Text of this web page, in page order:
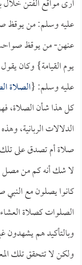
أرى مواقع الفتن خلال
عليه وسلم: من يوقظ
عنهن- من يوقظ صواحب
يوم القيامة} وكان
عليه وسلم: {الصلاة
كل هذا شأن الصلاة،
الدلالات الربانية،
صلاة أم تصدق على تلك
لا شك أنه كم من مصل
كانوا يصلون مع
الصلوات كصلاة
وبالتأكيد هم يشهدون
ولكن لا تتحقق تلك